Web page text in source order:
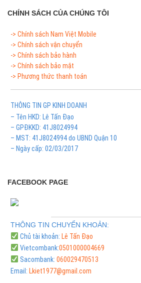
CHÍNH SÁCH CỦA CHÚNG TÔI
-> Chính sách Nam Việt Mobile
-> Chính sách vận chuyển
-> Chính sách bảo hành
-> Chính sách bảo mật
-> Phương thức thanh toán
THÔNG TIN GP KINH DOANH
– Tên HKD: Lê Tấn Đạo
– GPĐKKD: 41J8024994
– MST: 41J8024994 do UBND Quận 10
– Ngày cấp: 02/03/2017
FACEBOOK PAGE
THÔNG TIN CHUYỂN KHOẢN:
Chủ tài khoản: Lê Tấn Đạo
Vietcombank:0501000004669
Sacombank: 060029470513
Email: Lkiet1977@gmail.com